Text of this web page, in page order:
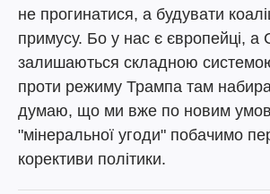
не прогинатися, а будувати
примусу. Бо у нас є європейці,
залишаються складною
проти режиму Трампа там
думаю, що ми вже по новим
"мінеральної угоди" побачимо
корективи політики.